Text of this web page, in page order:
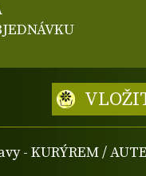
- KURÝREM /